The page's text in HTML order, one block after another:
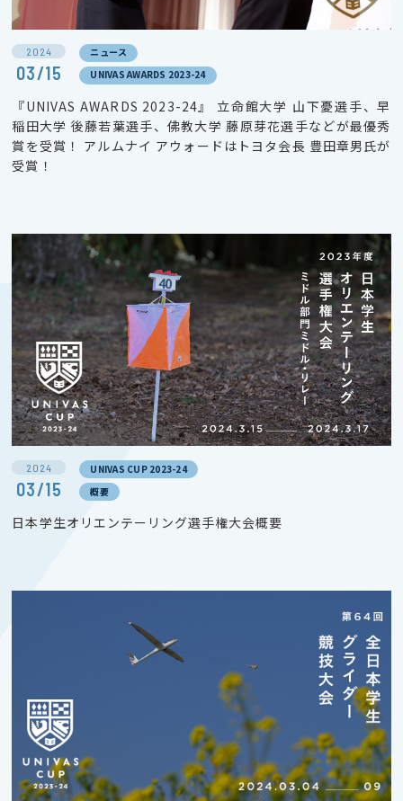
2024
03/15
ニュース
UNIVAS AWARDS 2023-24
『UNIVAS AWARDS 2023-24』 立命館大学 山下憂選手、早
稲田大学 後藤若葉選手、佛教大学 藤原芽花選手などが最優秀
賞を受賞！ アルムナイ アウォードはトヨタ会長 豊田章男氏が
受賞！
2024
03/15
UNIVAS CUP 2023-24
概要
日本学生オリエンテーリング選手権大会概要